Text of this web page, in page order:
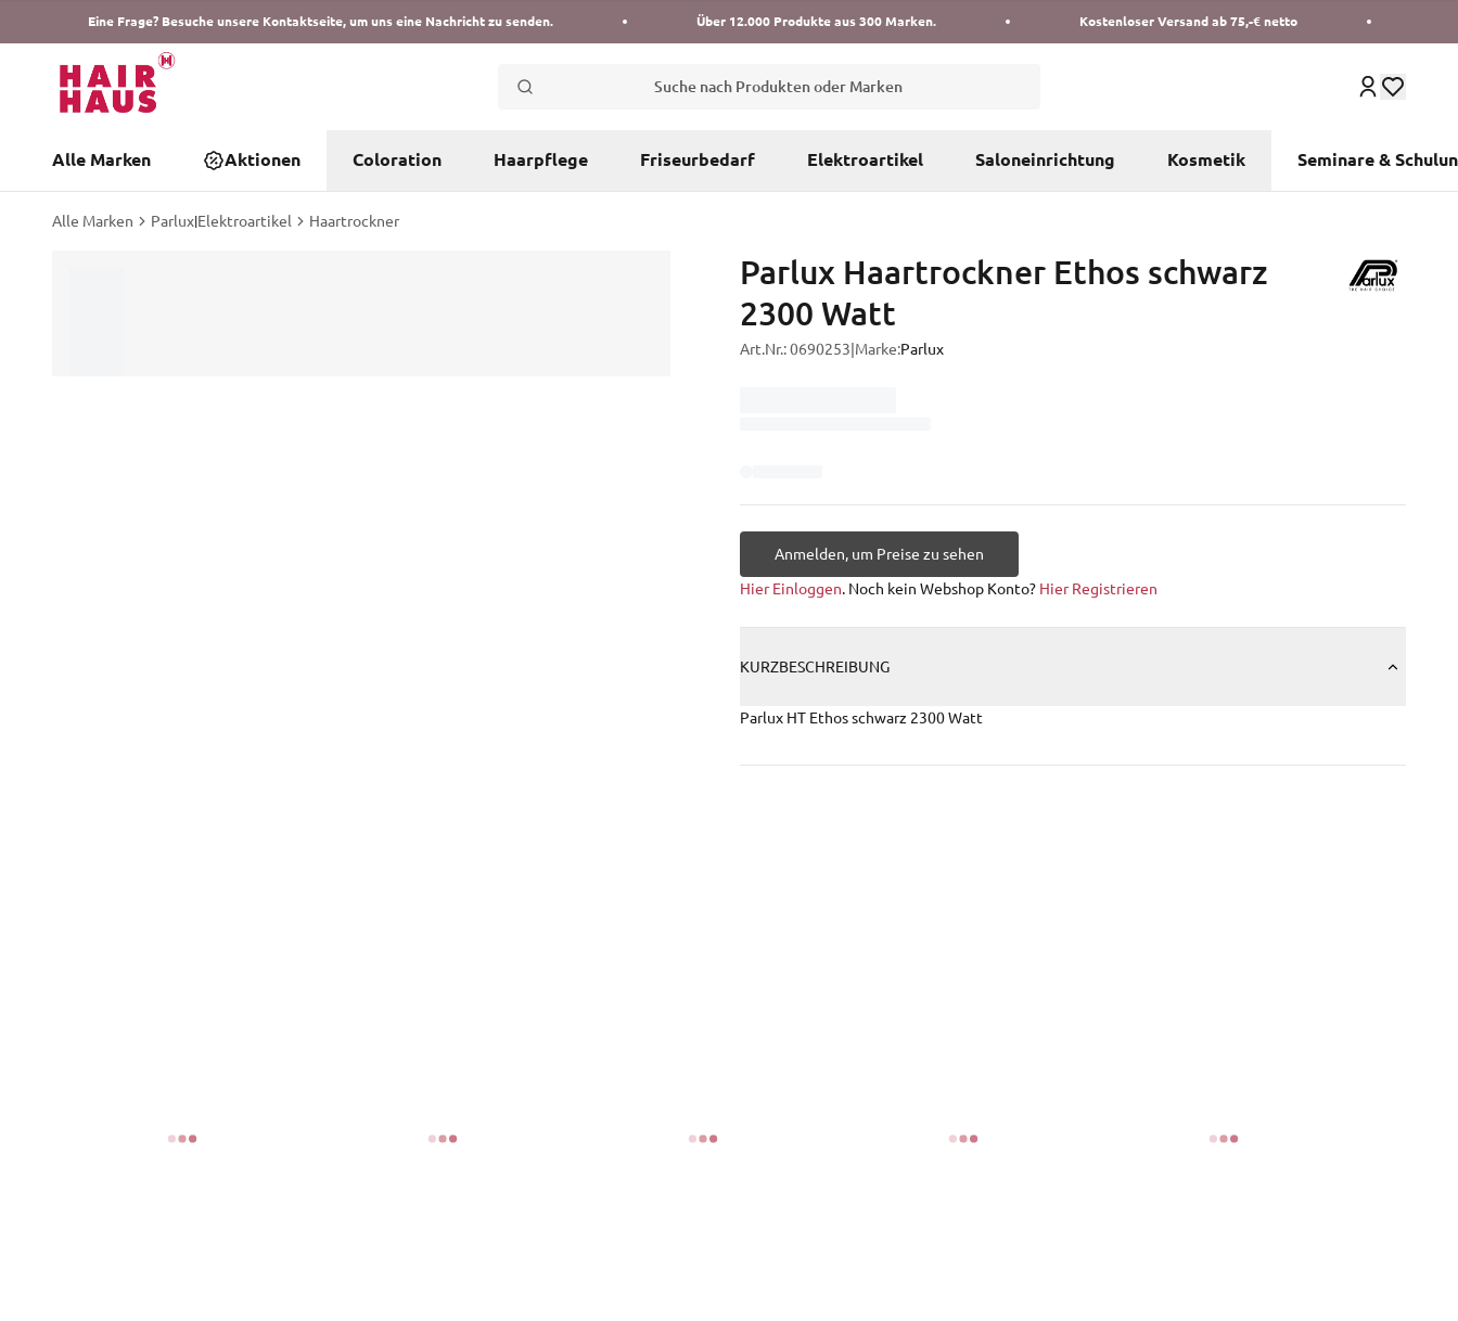
Eine Frage? Besuche unsere Kontaktseite, um uns eine Nachricht zu senden. Über 12.000 Produkte aus 300 Marken. Kostenloser Versand ab 75,-€ netto
Suche nach Produkten oder Marken
Alle Marken Aktionen Coloration Haarpflege Friseurbedarf Elektroartikel Saloneinrichtung Kosmetik Seminare &
Alle Marken Parlux|Elektroartikel Haartrockner
Parlux Haartrockner Ethos schwarz
2300 Watt
Art.Nr.:0690253 Marke:Parlux
Anmelden, um Preise zu sehen
Hier Einloggen. Noch kein Webshop Konto? Hier Registrieren
KURZBESCHREIBUNG
Parlux HT Ethos schwarz 2300 Watt